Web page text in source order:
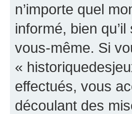
n’importe quel
informé, bien
vous-même. Si
«
effectués, vous
découlant des